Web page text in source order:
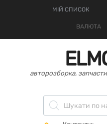
МІЙ СПИСОК
ВАЛЮТА
авторозборка,